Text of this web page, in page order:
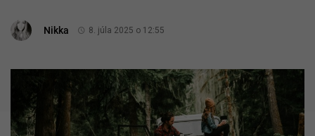
Nikka 8. júla 2025 o 12:55